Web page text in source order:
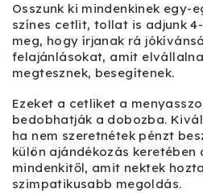
Osszunk ki mindenkinek
színes cetlit, tollat is adjunk
meg, hogy írjanak rá
felajánlásokat, amit
megtesznek, besegítenek.
Ezeket a cetliket a
bedobhatják a dobozba.
ha nem szeretnétek pénzt
külön ajándékozás keretében
mindenkitől, amit nektek
szimpatikusabb megoldás.